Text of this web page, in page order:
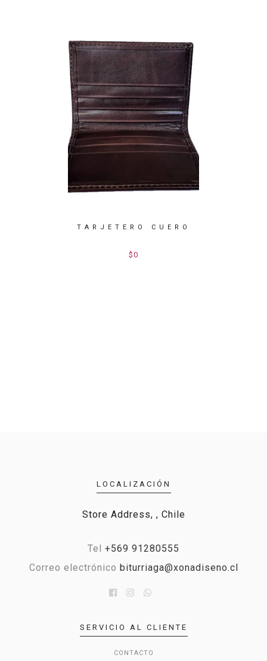
TARJETERO CUERO
$0
LOCALIZACIÓN
Store Address, , Chile
Tel +569 91280555
Correo electrónico biturriaga@xonadiseno.cl
SERVICIO AL CLIENTE
CONTACTO